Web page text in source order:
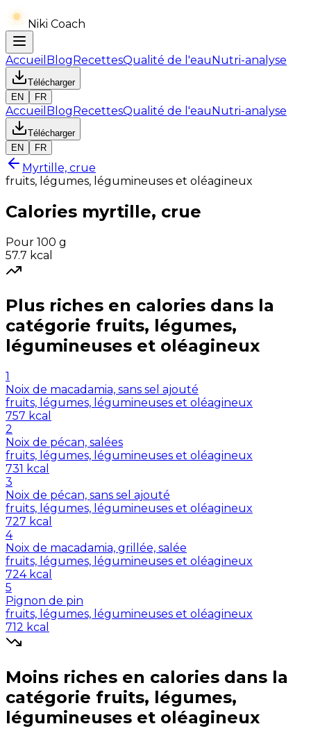
Niki Coach
Accueil BlogRecettesQualité de l'eauNutri-analyse
Télécharger
EN
FR
Accueil BlogRecettesQualité de l'eauNutri-analyse
Télécharger
EN
FR
Myrtille, crue
fruits, légumes, légumineuses et oléagineux
Calories myrtille, crue
Pour 100 g
57.7 kcal
Plus riches en calories dans la
catégorie fruits, légumes,
légumineuses et oléagineux
1
Noix de macadamia, sans sel ajouté
fruits, légumes, légumineuses et oléagineux
757 kcal
2
Noix de pécan, salées
fruits, légumes, légumineuses et oléagineux
731 kcal
3
Noix de pécan, sans sel ajouté
fruits, légumes, légumineuses et oléagineux
727 kcal
4
Noix de macadamia, grillée, salée
fruits, légumes, légumineuses et oléagineux
724 kcal
5
Pignon de pin
fruits, légumes, légumineuses et oléagineux
712 kcal
Moins riches en calories dans la
catégorie fruits, légumes,
légumineuses et oléagineux